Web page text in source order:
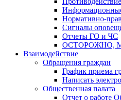
Нормативно-
Сигналы
Отчеты ГО и ЧС
ОСТОРОЖНО,
Взаимодействие
Обращения граждан
График приема
Написать
Общественная палата
Отчет о работе